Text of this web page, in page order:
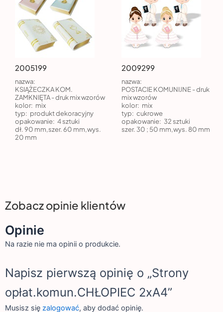
2005199
nazwa:
KSIĄŻECZKA KOM.
ZAMKNIĘTA - druk mix wzorów
kolor: mix
typ: produkt dekoracyjny
opakowanie: 4 sztuki
dł. 90 mm,szer. 60 mm,wys.
20 mm
2009299
nazwa:
POSTACIE KOMUNIJNE - druk
mix wzorów
kolor: mix
typ: cukrowe
opakowanie: 32 sztuki
szer. 30 ; 50 mm,wys. 80 mm
Zobacz opinie klientów
Opinie
Na razie nie ma opinii o produkcie.
Napisz pierwszą opinię o „Strony
opłat.komun.CHŁOPIEC 2xA4”
Musisz się zalogować, aby dodać opinię.